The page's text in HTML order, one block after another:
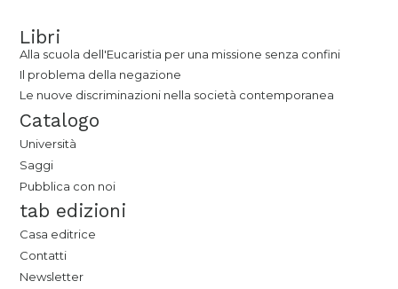
Libri
Alla scuola dell'Eucaristia per una missione senza confini
Il problema della negazione
Le nuove discriminazioni nella società contemporanea
Catalogo
Università
Saggi
Pubblica con noi
tab edizioni
Casa editrice
Contatti
Newsletter